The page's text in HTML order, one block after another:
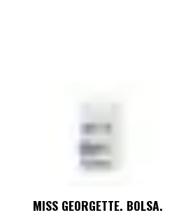
MISS GEORGETTE. BOLSA.